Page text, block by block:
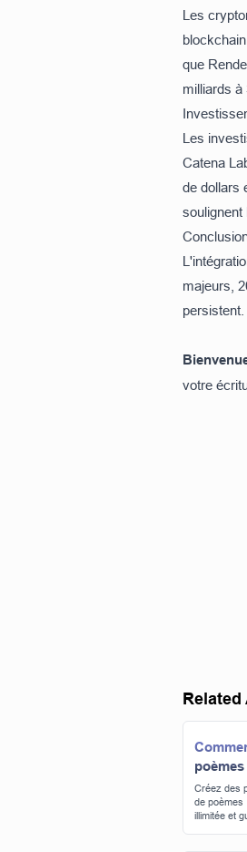
Les
que
milliards à
Les
Catena
de dollars
soulignent
majeurs,
votre
Créez des
de poèmes
illimitée et